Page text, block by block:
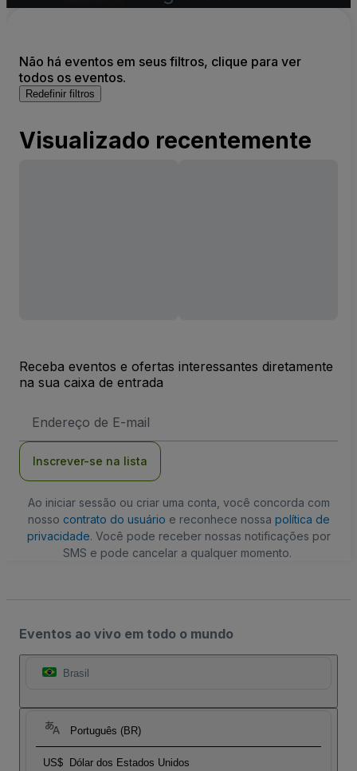
Não há eventos em seus filtros, clique para ver
todos os eventos.
Redefinir filtros
Visualizado recentemente
Receba eventos e ofertas interessantes diretamente
na sua caixa de entrada
de
Inscrever-se na lista
Ao iniciar sessão ou criar uma conta, você concorda com
nosso contrato do usuário e reconhece nossa política de
privacidade. Você pode receber nossas notificações por
SMS e pode cancelar a qualquer momento.
Eventos ao vivo em todo o mundo
Brasil
Português (BR)
US$ Dólar dos Estados Unidos